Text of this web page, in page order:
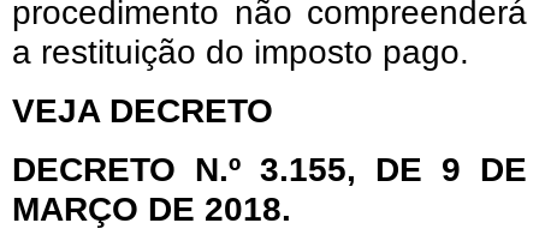
procedimento não compreenderá
a restituição do imposto pago.
VEJA DECRETO
DECRETO N.º 3.155, DE 9 DE
MARÇO DE 2018.